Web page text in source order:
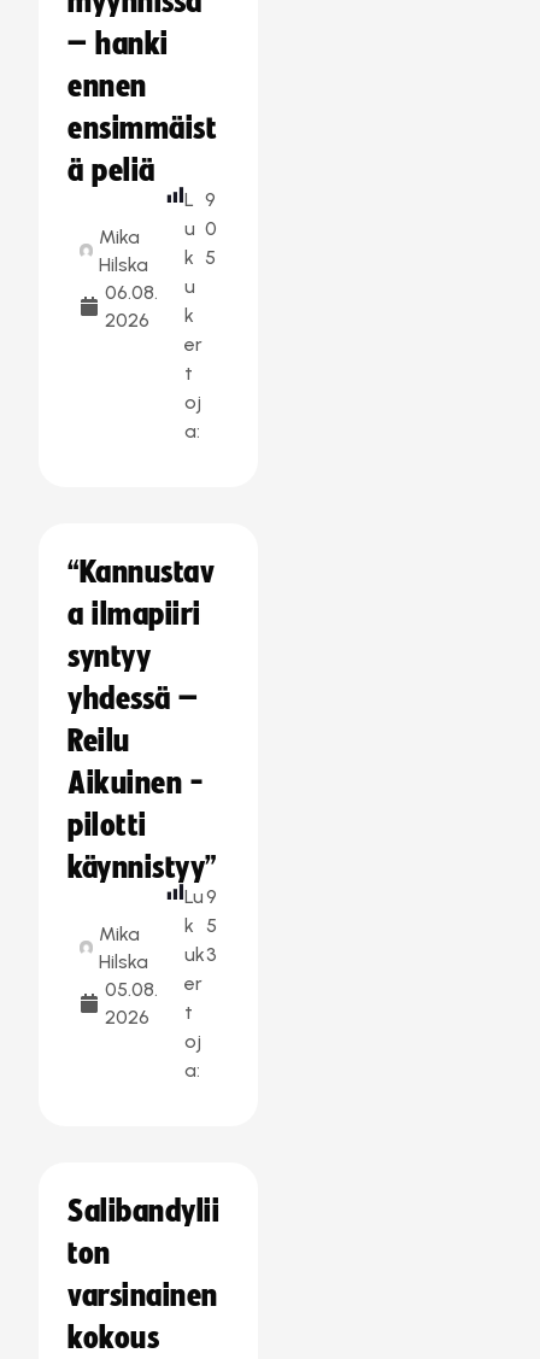
– hanki
ennen
ensimmäist
ä peliä
Mika
Hilska
06.08.
2026
L
u
k
u
k
er
t
oj
a:
9
0
5
“Kannustav
a ilmapiiri
syntyy
yhdessä –
Reilu
Aikuinen -
pilotti
käynnistyy”
Mika
Hilska
05.08.
2026
Lu
k
uk
er
t
oj
a:
9
5
3
Salibandylii
ton
varsinainen
kokous